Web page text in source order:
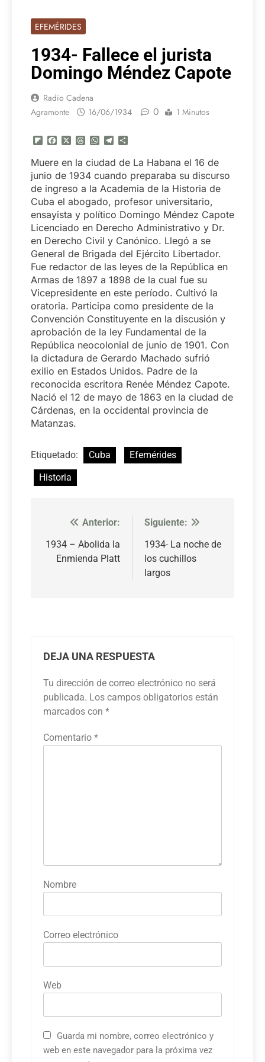
EFEMÉRIDES
1934- Fallece el jurista
Domingo Méndez Capote
Radio Cadena
Agramonte
16/06/1934 0 1 Minutos
Flipboard
FacebookThreadsWhatsApp
Telegram
Muere en la ciudad de La Habana el 16 de
junio de 1934 cuando preparaba su discurso
de ingreso a la Academia de la Historia de
Cuba el abogado, profesor universitario,
ensayista y político Domingo Méndez Capote
Licenciado en Derecho Administrativo y Dr.
en Derecho Civil y Canónico. Llegó a se
General de Brigada del Ejército Libertador.
Fue redactor de las leyes de la República en
Armas de 1897 a 1898 de la cual fue su
Vicepresidente en este período. Cultivó la
oratoria. Participa como presidente de la
Convención Constituyente en la discusión y
aprobación de la ley Fundamental de la
República neocolonial de junio de 1901. Con
la dictadura de Gerardo Machado sufrió
exilio en Estados Unidos. Padre de la
reconocida escritora Renée Méndez Capote.
Nació el 12 de mayo de 1863 en la ciudad de
Cárdenas, en la occidental provincia de
Matanzas.
Etiquetado: Cuba
Efemérides
Historia
Navegación
de
Anterior:
1934 – Abolida la
Enmienda Platt
Siguiente:
1934- La noche de
los cuchillos
largos
DEJA UNA RESPUESTA
Tu dirección de correo electrónico no será
publicada. Los campos obligatorios están
marcados con *
Comentario *
Nombre
Correo electrónico
Web
Guarda mi nombre, correo electrónico y
web en este navegador para la próxima vez